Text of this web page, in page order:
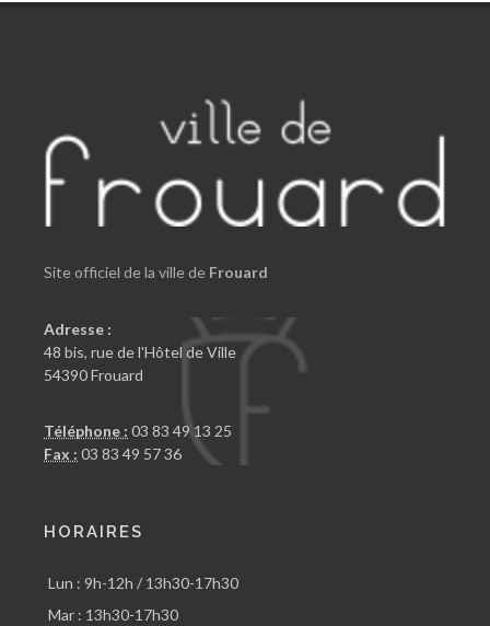
Site officiel de la ville de Frouard
Adresse :
48 bis, rue de l'Hôtel de Ville
54390 Frouard
Téléphone : 03 83 49 13 25
Fax : 03 83 49 57 36
HORAIRES
Lun : 9h-12h / 13h30-17h30
Mar : 13h30-17h30